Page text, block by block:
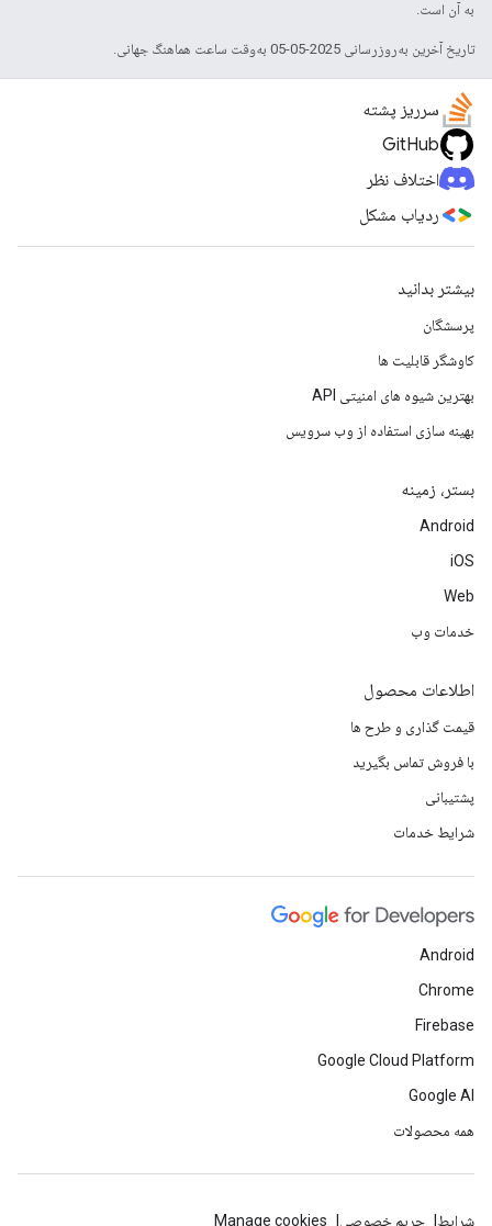
به آن است.
تاریخ آخرین به‌روزرسانی 2025-05-05 به‌وقت ساعت هماهنگ جهانی.
سرریز پشته
GitHub
اختلاف نظر
ردیاب مشکل
بیشتر بدانید
پرسشگان
کاوشگر قابلیت ها
بهترین شیوه های امنیتی API
بهینه سازی استفاده از وب سرویس
بستر، زمینه
Android
iOS
Web
خدمات وب
اطلاعات محصول
قیمت گذاری و طرح ها
با فروش تماس بگیرید
پشتیبانی
شرایط خدمات
Android
Chrome
Firebase
Google Cloud Platform
Google AI
همه محصولات
شرایط حریم خصوصی Manage cookies